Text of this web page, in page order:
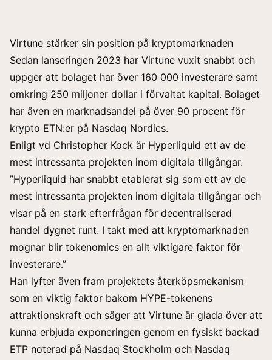
Virtune stärker sin position på kryptomarknaden
Sedan lanseringen 2023 har Virtune vuxit snabbt och
uppger att bolaget har över 160 000 investerare samt
omkring 250 miljoner dollar i förvaltat kapital. Bolaget
har även en marknadsandel på över 90 procent för
krypto ETN:er på Nasdaq Nordics.
Enligt vd Christopher Kock är Hyperliquid ett av de
mest intressanta projekten inom digitala tillgångar.
”Hyperliquid har snabbt etablerat sig som ett av de
mest intressanta projekten inom digitala tillgångar och
visar på en stark efterfrågan för decentraliserad
handel dygnet runt. I takt med att kryptomarknaden
mognar blir tokenomics en allt viktigare faktor för
investerare.”
Han lyfter även fram projektets återköpsmekanism
som en viktig faktor bakom HYPE-tokenens
attraktionskraft och säger att Virtune är glada över att
kunna erbjuda exponeringen genom en fysiskt backad
ETP noterad på Nasdaq Stockholm och Nasdaq